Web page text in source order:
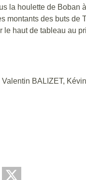
la houlette de
montants des buts
le haut de tableau au
BALIZET,